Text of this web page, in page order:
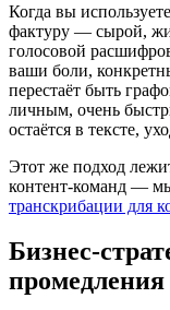
Когда вы
фактуру — сырой,
голосовой
ваши боли,
перестаёт быть
личным, очень
остаётся в тексте,
Этот же подход
контент-команд —
транскрибации для
Бизнес-